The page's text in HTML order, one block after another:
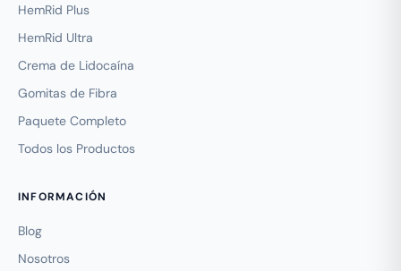
HemRid Plus
HemRid Ultra
Crema de Lidocaína
Gomitas de Fibra
Paquete Completo
Todos los Productos
INFORMACIÓN
Blog
Nosotros